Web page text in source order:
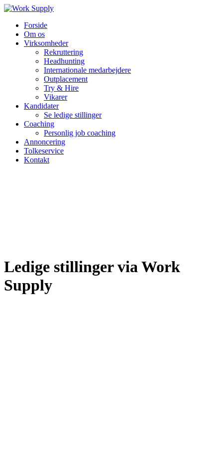
Forside
Om os
Virksomheder
Rekruttering
Headhunting
Internationale medarbejdere
Outplacement
Try & Hire
Vikarer
Kandidater
Se ledige stillinger
Coaching
Personlig job coaching
Annoncering
Tolkeservice
Kontakt
Ledige stillinger via Work
Supply